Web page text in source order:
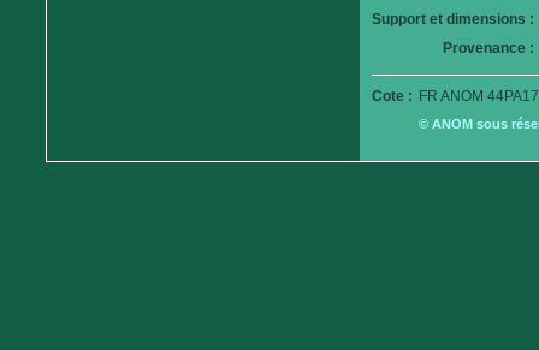
Support et dimensions :
Provenance :
Cote : FR ANOM
© ANOM sous